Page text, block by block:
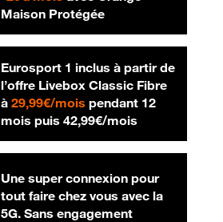
Maison Protégée
Eurosport 1 inclus à partir de
l’offre Livebox Classic Fibre
à 29,99€/mois29,99 € par mois
pendant 12
mois puis 42,99€/mois42,99 € par
Une super connexion pour
tout faire chez vous avec la
5G. Sans engagement